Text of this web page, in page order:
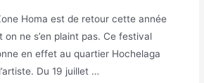
Homa est de retour cette année
on ne s’en plaint pas. Ce festival
en effet au quartier Hochelaga
Du 19 juillet …